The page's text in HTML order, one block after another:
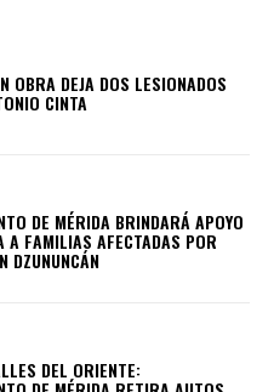
OBRA DEJA DOS LESIONADOS
CINTA
DE MÉRIDA BRINDARÁ APOYO
A FAMILIAS AFECTADAS POR
DZUNUNCÁN
DEL ORIENTE: